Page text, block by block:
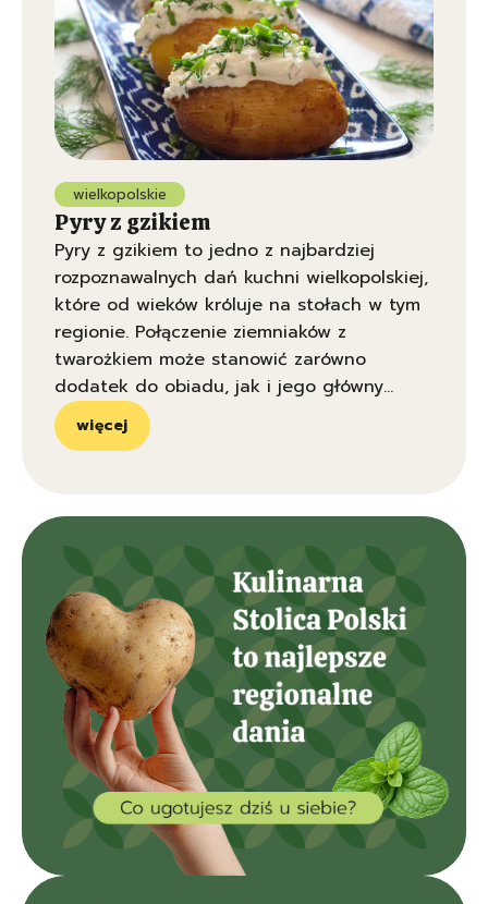
wielkopolskie
Pyry z gzikiem
Pyry z gzikiem to jedno z najbardziej
rozpoznawalnych dań kuchni wielkopolskiej,
które od wieków króluje na stołach w tym
regionie. Połączenie ziemniaków z
twarożkiem może stanowić zarówno
dodatek do obiadu, jak i jego główny
element.
więcej